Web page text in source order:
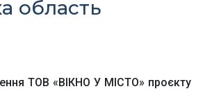
область
ТОВ «ВІКНО У МІСТО» проєкту
сайт Офіційне інтернет-